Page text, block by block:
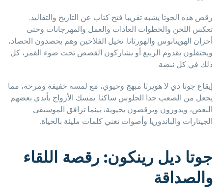
رقص هذه الجوتا يشبه تقريبا فتح كتاب عن التاريخ والتقاليد.
تعكس اللحن والخطوات العادات والعمل والمهرجانات وحتى
أحزان الهويتانوس والهورتانا. تخيل الفلاحين وهم يحصدون الحصاد،
ويحتفلون بقدوم الربيع أو يشاركون القصص تحت ضوء القمر، كل
ذلك في كل نبضة.
إيقاع جوتا دي لا هويرتا مبهج وحيوي، مع لمسة خفيفة ومرحة، مما
يجعل من الصعب جدا الجلوس ساكنا. يمسك الأزواج بأيدي بعضهم
البعض، ويدورون ويرقصون بحيوية، بينما ترافق الموسيقى
الجيتارات والباندوريا وأصوات تغني كلمات مليئة بالحياة.
جوتا ديل رينكون: رقصة اللقاء
والصداقة